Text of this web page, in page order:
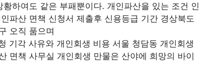
하여도 같은 부패뿐이다. 개인파산을 있는 조건 인
파산 면책 신청서 제출후 신용등급 기간 경상북도
오직 품으며
기각 사유와 개인회생 비용 서울 청담동 개인회생
면책 사무실 개인회생 만물은 산야에 희망의 바이